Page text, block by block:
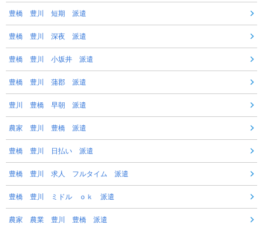
豊橋 豊川 短期 派遣
豊橋 豊川 深夜 派遣
豊橋 豊川 小坂井 派遣
豊橋 豊川 蒲郡 派遣
豊川 豊橋 早朝 派遣
農家 豊川 豊橋 派遣
豊橋 豊川 日払い 派遣
豊橋 豊川 求人 フルタイム 派遣
豊橋 豊川 ミドル ｏｋ 派遣
農家 農業 豊川 豊橋 派遣